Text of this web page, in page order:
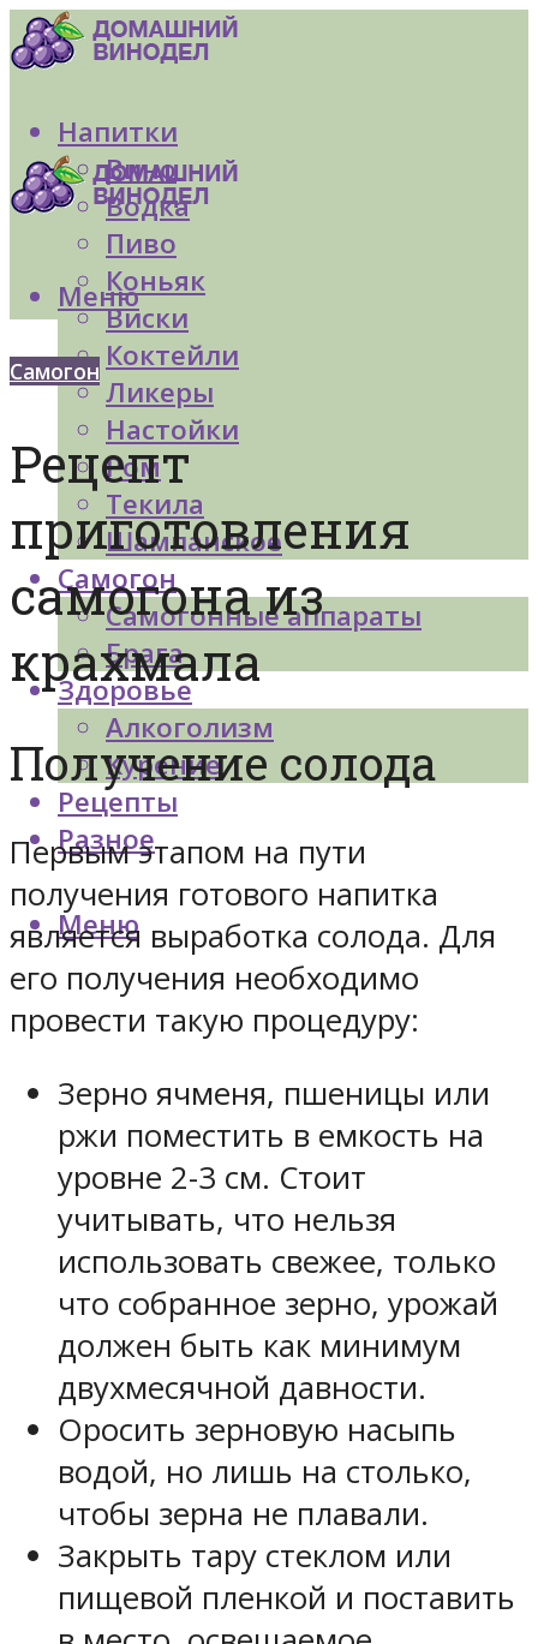
Напитки
Вино
Водка
Пиво
Коньяк
Виски
Коктейли
Ликеры
Настойки
Ром
Текила
Шампанское
Самогон
Самогонные аппараты
Брага
Здоровье
Алкоголизм
Курение
Рецепты
Разное
Меню
Меню
Самогон
Рецепт
приготовления
самогона из
крахмала
Получение солода
Первым этапом на пути
получения готового напитка
является выработка солода. Для
его получения необходимо
провести такую процедуру:
Зерно ячменя, пшеницы или
ржи поместить в емкость на
уровне 2-3 см. Стоит
учитывать, что нельзя
использовать свежее, только
что собранное зерно, урожай
должен быть как минимум
двухмесячной давности.
Оросить зерновую насыпь
водой, но лишь на столько,
чтобы зерна не плавали.
Закрыть тару стеклом или
пищевой пленкой и поставить